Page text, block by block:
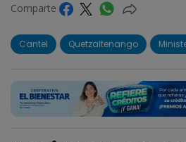
Comparte
Cantel Quetzaltenango